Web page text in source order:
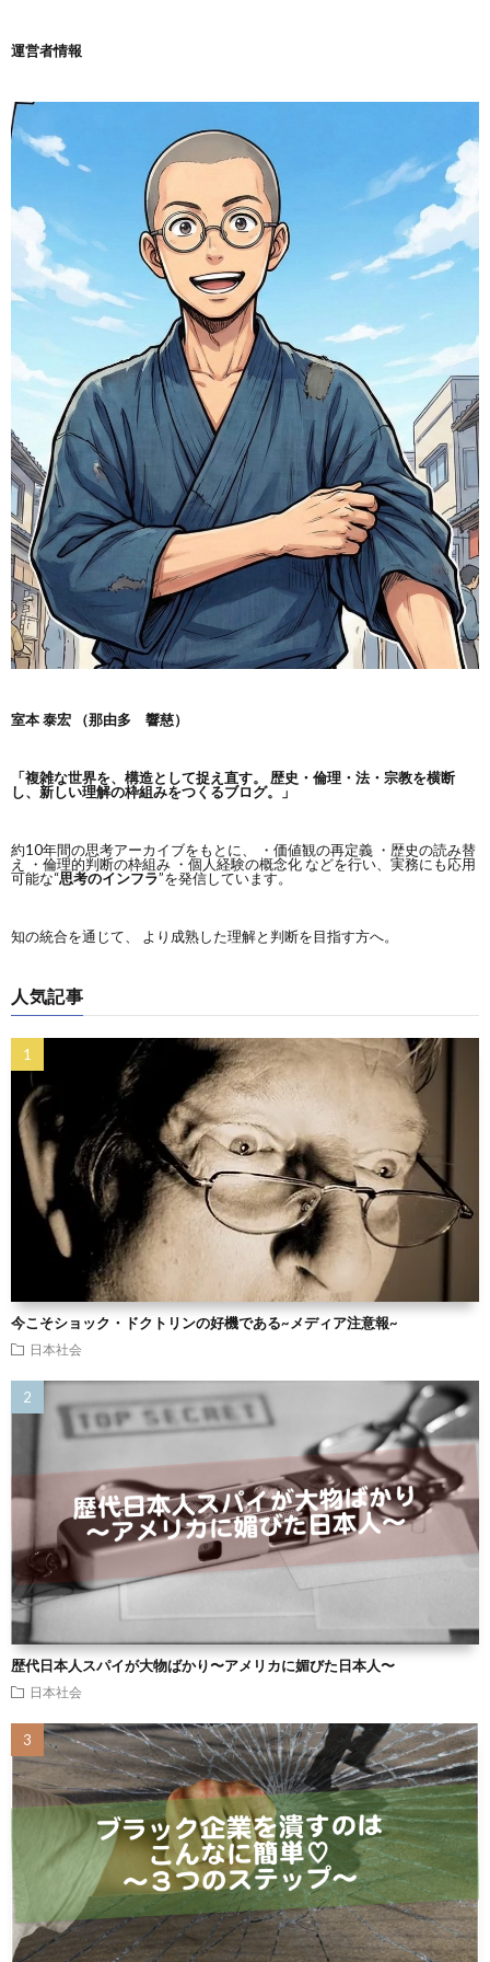
運営者情報
室本 泰宏 （那由多 響慈）
「複雑な世界を、構造として捉え直す。
歴史・倫理・法・宗教を横断
し、新しい理解の枠組みをつくるブログ。」
約10年間の思考アーカイブをもとに、 ・価値観の再定義 ・歴史の読み替
え ・倫理的判断の枠組み ・個人経験の概念化 などを行い、実務にも応用
可能な“思考のインフラ”を発信しています。
知の統合を通じて、 より成熟した理解と判断を目指す方へ。
人気記事
今こそショック・ドクトリンの好機である~メディア注意報~
日本社会
歴代日本人スパイが大物ばかり〜アメリカに媚びた日本人〜
日本社会